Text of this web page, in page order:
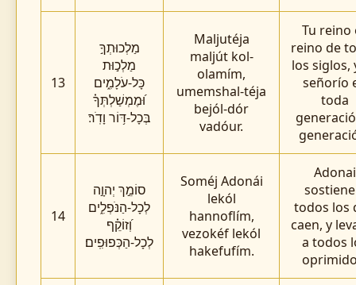
13
מַלְכוּתְךָ֣
מַלְכ֣וּת
כָּל-עֹלָמִ֑ים
וּ֝מֶמְשַׁלְתְּךָ֗
בְּכָל-דּ֥וֹר וָדֹֽר׃
Maljutéja
maljút kol-
olamím,
umemshal-téja
bejól-dór
vadóur.
Tu reino
reino de
los siglos,
señorío
toda
14
סוֹמֵ֣ךְ יְהוָ֣ה
לְכָל-הַנֹּפְלִ֑ים
וְ֝זוֹקֵ֗ף
לְכָל-הַכְּפוּפִֽים׃
Soméj Adonái
lekól
hannoflím,
vezokéf lekól
hakefufím.
Adonai
todos los
caen, y
a todos